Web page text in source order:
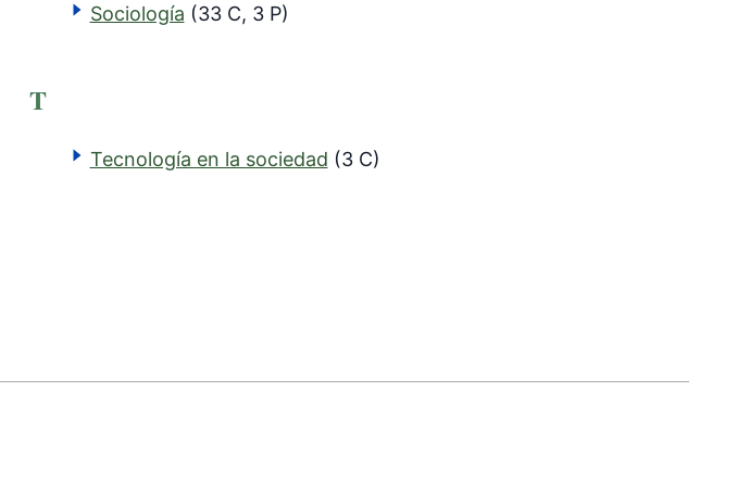
Sociología (33 C, 3 P)
T
Tecnología en la sociedad (3 C)